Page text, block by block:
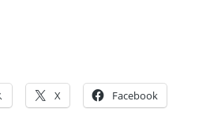
X Facebook